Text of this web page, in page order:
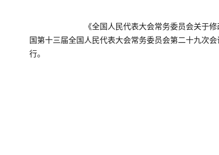
《全国人民代表大会常务委员会关于修
国第十三届全国人民代表大会常务委员会第二十九次
行。